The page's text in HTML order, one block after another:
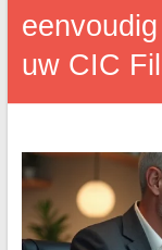
uw CIC